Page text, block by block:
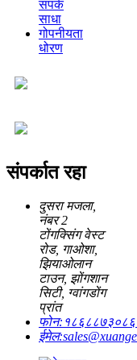
संपर्क
साधा
गोपनीयता
धोरण
संपर्कात रहा
दुसरा मजला,
नंबर 2
टोंगक्सिंग वेस्ट
रोड, गाओशा,
झियाओलान
टाउन, झोंगशान
सिटी, ग्वांगडोंग
प्रांत
फोन:
ईमेल: